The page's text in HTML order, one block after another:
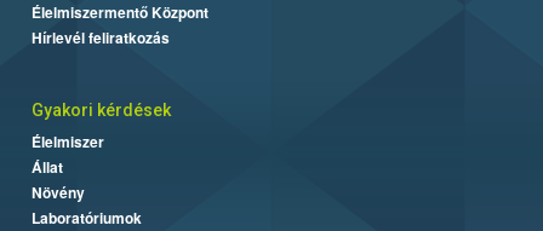
Élelmiszermentő Központ
Hírlevél feliratkozás
Gyakori kérdések
Élelmiszer
Állat
Növény
Laboratóriumok